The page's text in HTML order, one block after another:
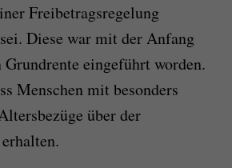
Freibetragsregelung
Diese war mit der Anfang
Grundrente eingeführt worden.
Menschen mit besonders
über der